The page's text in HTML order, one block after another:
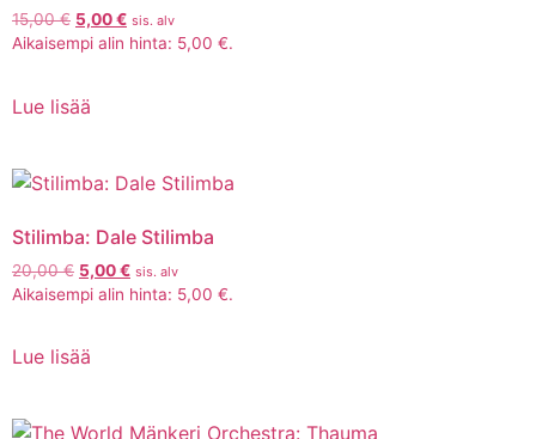
15,00€ 5,00€ sis. alv
Aikaisempi alin hinta: 5,00 €.
Lue lisää
Stilimba: Dale Stilimba
20,00€ 5,00€ sis. alv
Aikaisempi alin hinta: 5,00 €.
Lue lisää